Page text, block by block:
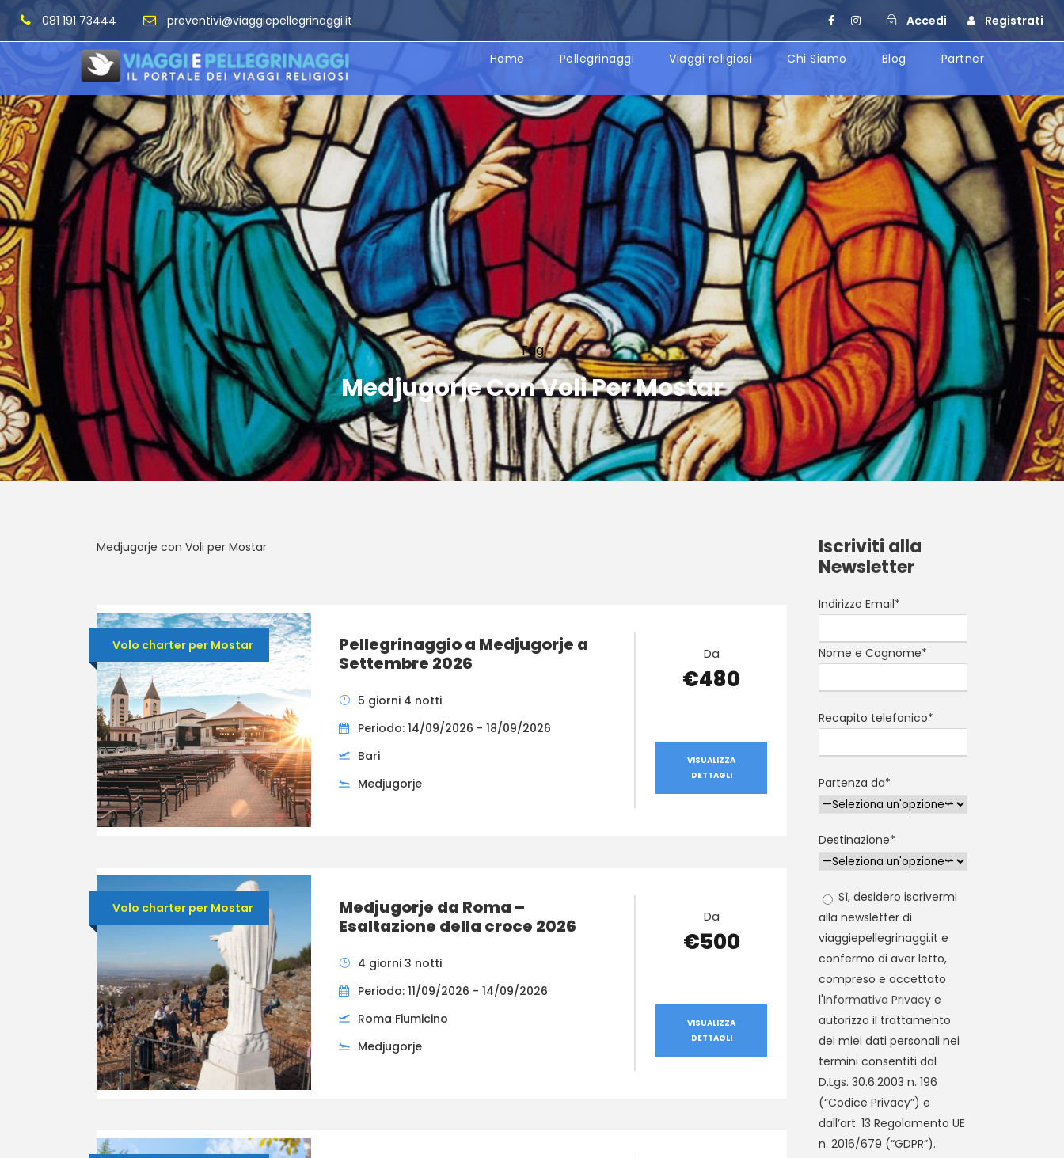
081 191 73444 preventivi@viaggiepellegrinaggi.it Accedi Registrati
Home Pellegrinaggi Viaggi religiosi Chi Siamo Blog Partner
Tag
Medjugorje Con Voli Per Mostar
Medjugorje con Voli per Mostar
Volo charter per Mostar
Pellegrinaggio a Medjugorje a
Settembre 2026
5 giorni 4 notti
Periodo: 14/09/2026 - 18/09/2026
Bari
Medjugorje
Da
€480
VISUALIZZA
DETTAGLI
Volo charter per Mostar
Medjugorje da Roma –
Esaltazione della croce 2026
4 giorni 3 notti
Periodo: 11/09/2026 - 14/09/2026
Roma Fiumicino
Medjugorje
Da
€500
VISUALIZZA
DETTAGLI
Iscriviti alla
Newsletter
Indirizzo Email*
Nome e Cognome*
Recapito telefonico*
Partenza da*
Destinazione*
Sì, desidero iscrivermi
alla newsletter di
viaggiepellegrinaggi.it e
confermo di aver letto,
compreso e accettato
l'Informativa Privacy e
autorizzo il trattamento
dei miei dati personali nei
termini consentiti dal
D.Lgs. 30.6.2003 n. 196
(“Codice Privacy”) e
dall’art. 13 Regolamento UE
n. 2016/679 (“GDPR”).